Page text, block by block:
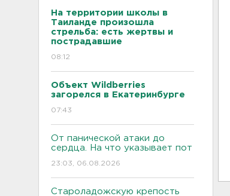
На территории школы в
Таиланде произошла
стрельба: есть жертвы и
пострадавшие
08:12
Объект Wildberries
загорелся в Екатеринбурге
07:43
От панической атаки до
сердца. На что указывает пот
23:03, 06.08.2026
Староладожскую крепость